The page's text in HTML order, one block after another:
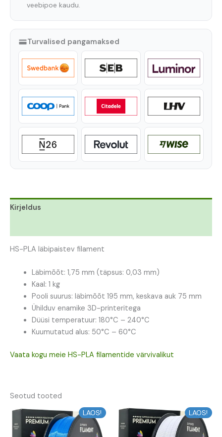
veebipoe kaudu.
Turvalised pangamaksed
Kirjeldus
HS-PLA läbipaistev filament
Läbimõõt: 1,75 mm (täpsus: 0,03 mm)
Kaal: 1 kg
Pooli suurus: läbimõõt 195 mm, keskava auk 75 mm
Ühilduv enamike 3D-printeritega
Düüsi temperatuur: 180°C – 240°C
Kuumutatud alus: 50°C – 60°C
Vaata kogu meie HS-PLA filamentide värvivalikut
Seotud tooted
LAOS! LAOS!